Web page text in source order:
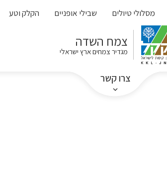
מסלולי טיולים שבילי אופניים הקלק וטע
צמח השדה
מגדיר צמחים ארץ ישראלי
צרו קשר